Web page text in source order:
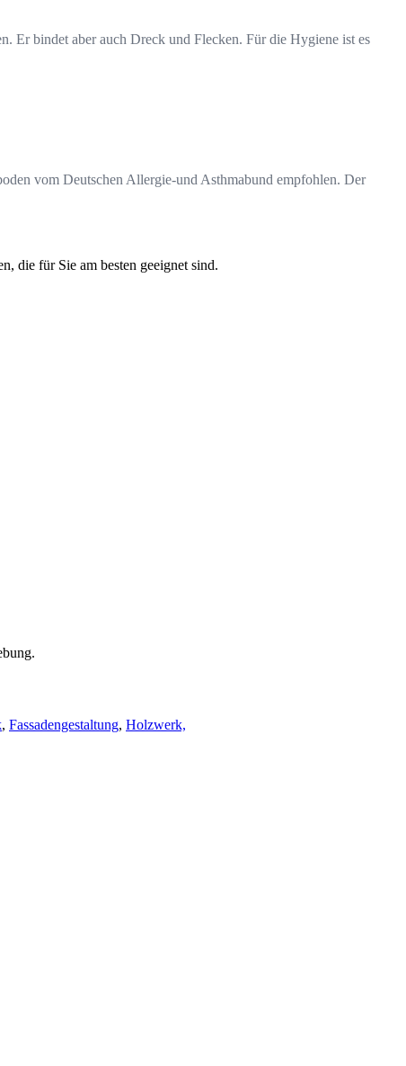
Er bindet aber auch Dreck und Flecken. Für die Hygiene ist es
vom Deutschen Allergie-und Asthmabund empfohlen. Der
die für Sie am besten geeignet sind.
, Fassadengestaltung, Holzwerk,